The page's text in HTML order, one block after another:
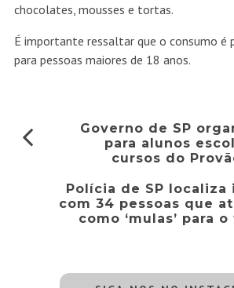
chocolates, mousses e tortas.
É importante ressaltar que o consumo é
para pessoas maiores de 18 anos.
Governo de SP
para alunos
cursos do
Polícia de SP localiza
com 34 pessoas que
como ‘mulas’ para